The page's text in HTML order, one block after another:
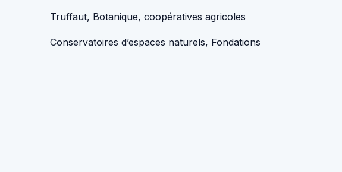
Truffaut, Botanique, coopératives agricoles
Conservatoires d’espaces naturels, Fondations